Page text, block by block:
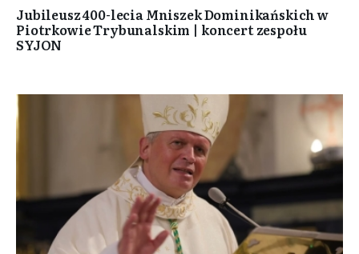
Jubileusz 400-lecia Mniszek Dominikańskich w
Piotrkowie Trybunalskim | koncert zespołu
SYJON